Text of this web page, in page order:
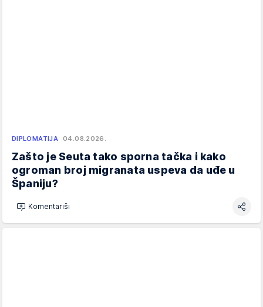
DIPLOMATIJA 04.08.2026.
Zašto je Seuta tako sporna tačka i kako
ogroman broj migranata uspeva da uđe u
Španiju?
Komentariši